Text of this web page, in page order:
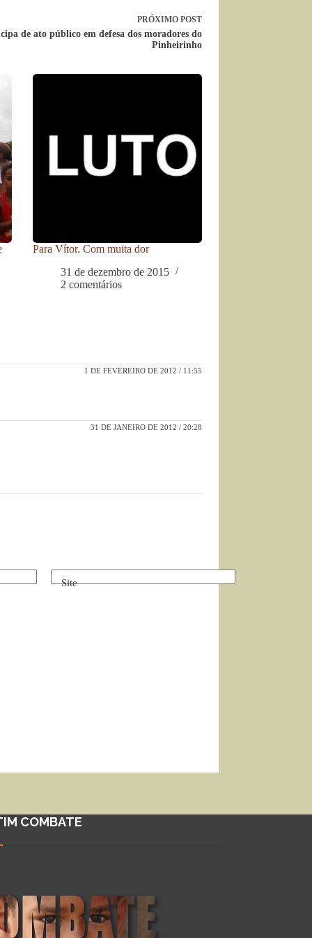
PRÓXIMO POST
de ato público em defesa dos moradores do
Pinheirinho
Para Vítor. Com muita dor
31 de dezembro de 2015
2 comentários
1 DE FEVEREIRO DE 2012 / 11:55
31 DE JANEIRO DE 2012 / 20:28
Site
COMBATE